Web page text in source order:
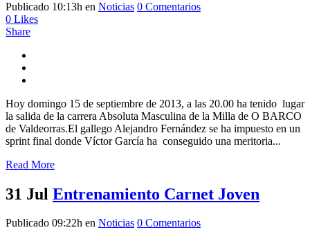
Publicado 10:13h en Noticias 0 Comentarios
0 Likes
Share
Hoy domingo 15 de septiembre de 2013, a las 20.00 ha tenido lugar
la salida de la carrera Absoluta Masculina de la Milla de O BARCO
de Valdeorras.El gallego Alejandro Fernández se ha impuesto en un
sprint final donde Víctor García ha conseguido una meritoria...
Read More
31 Jul Entrenamiento Carnet Joven
Publicado 09:22h en Noticias 0 Comentarios